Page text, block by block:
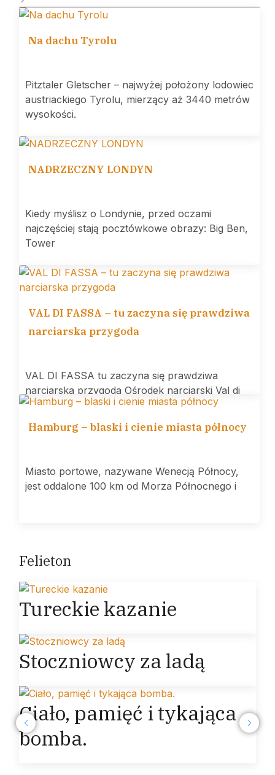
Na dachu Tyrolu
Pitztaler Gletscher – najwyżej położony lodowiec
austriackiego Tyrolu, mierzący aż 3440 metrów
wysokości.
NADRZECZNY LONDYN
Kiedy myślisz o Londynie, przed oczami
najczęściej stają pocztówkowe obrazy: Big Ben,
Tower
VAL DI FASSA – tu zaczyna się prawdziwa
narciarska przygoda
VAL DI FASSA tu zaczyna się prawdziwa
narciarska przygoda Ośrodek narciarski Val di
Hamburg – blaski i cienie miasta północy
Miasto portowe, nazywane Wenecją Północy,
jest oddalone 100 km od Morza Północnego i
Felieton
Tureckie kazanie
Stoczniowcy za ladą
Ciało, pamięć i tykająca
bomba.